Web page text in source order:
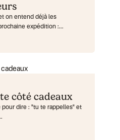
on entend déjà les
expédition :...
côté cadeaux
pour dire : "tu te rappelles" et